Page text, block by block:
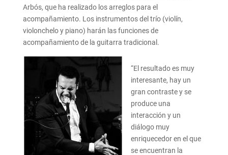
Arbós, que ha realizado los arreglos para el
acompañamiento. Los instrumentos del trío (violín,
violonchelo y piano) harán las funciones de
acompañamiento de la guitarra tradicional.
“El resultado es muy
interesante, hay un
gran contraste y se
produce una
interacción y un
diálogo muy
enriquecedor en el que
se encuentran la